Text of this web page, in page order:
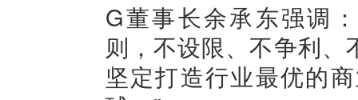
G董事长余承东强调
则，不设限、不争利
坚定打造行业最优的